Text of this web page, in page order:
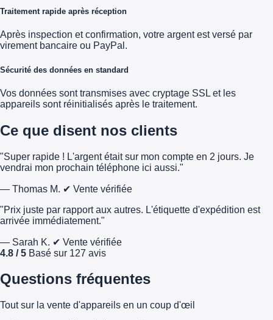
Traitement rapide après réception
Après inspection et confirmation, votre argent est versé par
virement bancaire ou PayPal.
Sécurité des données en standard
Vos données sont transmises avec cryptage SSL et les
appareils sont réinitialisés après le traitement.
Ce que disent nos clients
"Super rapide ! L'argent était sur mon compte en 2 jours. Je
vendrai mon prochain téléphone ici aussi."
— Thomas M. ✔ Vente vérifiée
"Prix juste par rapport aux autres. L'étiquette d'expédition est
arrivée immédiatement."
— Sarah K. ✔ Vente vérifiée
4.8 / 5 Basé sur 127 avis
Questions fréquentes
Tout sur la vente d'appareils en un coup d'œil